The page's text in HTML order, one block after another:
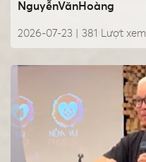
NguyễnVănHoàng
2026-07-23 | Lượt xem
381